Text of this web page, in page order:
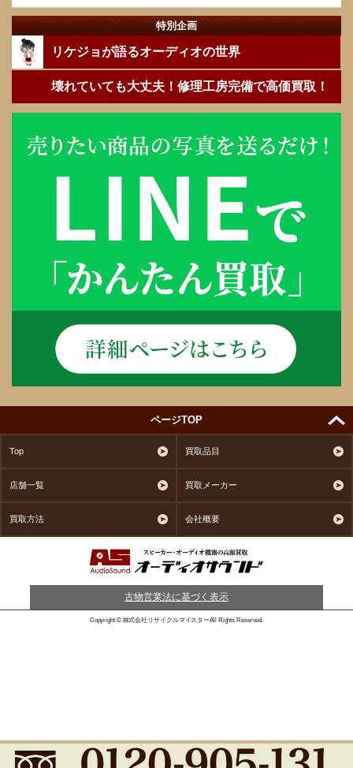
特別企画
リケジョが語るオーディオの世界
壊れていても大丈夫！修理工房完備で高価買取！
ページTOP
Top 買取品目
店舗一覧 買取メーカー
買取方法 会社概要
古物営業法に基づく表示
Copyright © 株式会社リサイクルマイスターAll Rights Reserved.